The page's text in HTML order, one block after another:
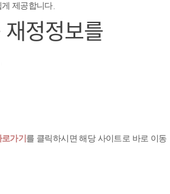
제공합니다.
정정보를
가기 를 클릭하시면 해당 사이트로 바로 이동